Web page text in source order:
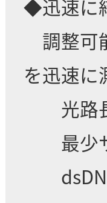
◆迅速に
調整可
を迅速に
光路長
最少サ